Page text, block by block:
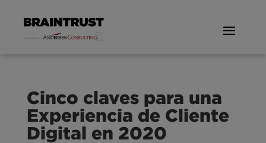
Cinco claves para una
Experiencia de Cliente
Digital en 2020